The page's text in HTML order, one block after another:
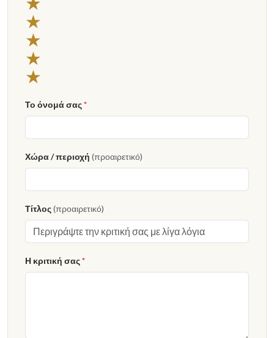
★
★
★
★
Το όνομά σας*
Χώρα / περιοχή (προαιρετικό)
Τίτλος(προαιρετικό)
Η κριτική σας*